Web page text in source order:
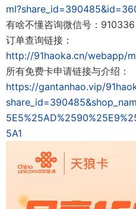
有啥不懂咨询微信号：910336
订单查询链接：
http://91haoka.cn/webapp/
所有免费卡申请链接与介绍：
https://gantanhao.vip/
5A1